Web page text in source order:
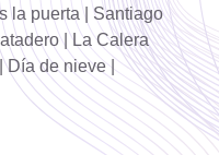
la puerta | Santiago
| La Calera
Día de nieve |